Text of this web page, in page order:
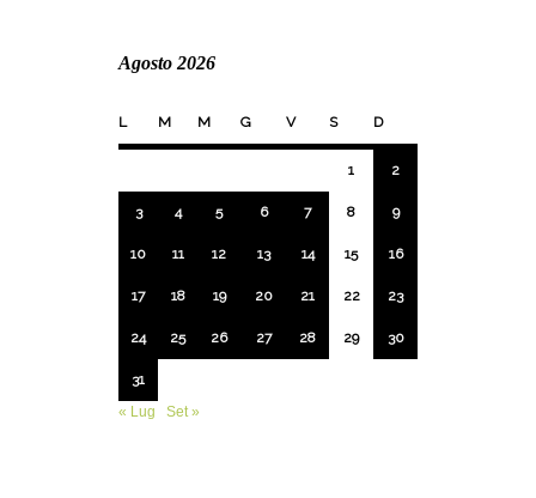
Agosto 2026
L M M G V S D
1 2
3 4 5 6 7 8 9
10 11 12 13 14 15 16
17 18 19 20 21 22 23
24 25 26 27 28 29 30
31
« Lug
Set »